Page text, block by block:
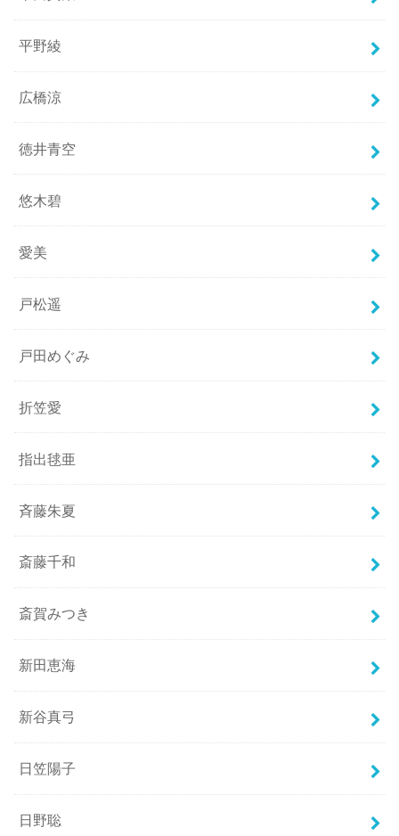
平野綾
広橋涼
徳井青空
悠木碧
愛美
戸松遥
戸田めぐみ
折笠愛
指出毬亜
斉藤朱夏
斎藤千和
斎賀みつき
新田恵海
新谷真弓
日笠陽子
日野聡